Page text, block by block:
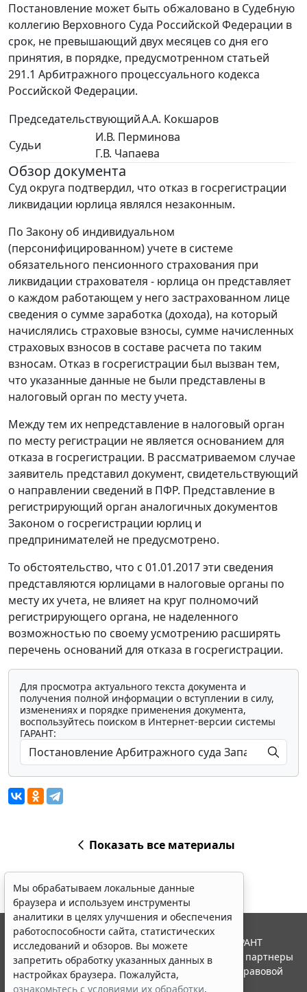
Постановление может быть обжаловано в Судебную
коллегию Верховного Суда Российской Федерации в
срок, не превышающий двух месяцев со дня его
принятия, в порядке, предусмотренном статьей
291.1 Арбитражного процессуального кодекса
Российской Федерации.
ПредседательствующийА.А. Кокшаров
Судьи
И.В. Перминова
Г.В. Чапаева
Обзор документа
Суд округа подтвердил, что отказ в госрегистрации
ликвидации юрлица являлся незаконным.
По Закону об индивидуальном
(персонифицированном) учете в системе
обязательного пенсионного страхования при
ликвидации страхователя - юрлица он представляет
о каждом работающем у него застрахованном лице
сведения о сумме заработка (дохода), на который
начислялись страховые взносы, сумме начисленных
страховых взносов в составе расчета по таким
взносам. Отказ в госрегистрации был вызван тем,
что указанные данные не были представлены в
налоговый орган по месту учета.
Между тем их непредставление в налоговый орган
по месту регистрации не является основанием для
отказа в госрегистрации. В рассматриваемом случае
заявитель представил документ, свидетельствующий
о направлении сведений в ПФР. Представление в
регистрирующий орган аналогичных документов
Законом о госрегистрации юрлиц и
предпринимателей не предусмотрено.
То обстоятельство, что с 01.01.2017 эти сведения
представляются юрлицами в налоговые органы по
месту их учета, не влияет на круг полномочий
регистрирующего органа, не наделенного
возможностью по своему усмотрению расширять
перечень оснований для отказа в госрегистрации.
Для просмотра актуального текста документа и
получения полной информации о вступлении в силу,
изменениях и порядке применения документа,
воспользуйтесь поиском в Интернет-версии системы
ГАРАНТ:
Показать все материалы
Мы обрабатываем локальные данные
браузера и используем инструменты
аналитики в целях улучшения и обеспечения
работоспособности сайта, статистических
исследований и обзоров. Вы можете
запретить обработку указанных данных в
настройках браузера. Пожалуйста,
ознакомьтесь с условиями их обработки.
© ООО "НПП "ГАРАНТ-СЕРВИС", 2026. Система ГАРАНТ
выпускается с 1990 года. Компания "Гарант" и ее партнеры
являются участниками Российской ассоциации правовой
информации ГАРАНТ.